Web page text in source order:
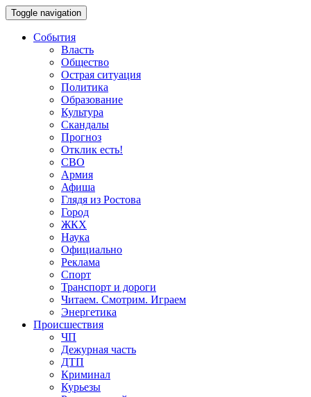
Toggle navigation
События
Власть
Общество
Острая ситуация
Политика
Образование
Культура
Скандалы
Прогноз
Отклик есть!
СВО
Армия
Афиша
Глядя из Ростова
Город
ЖКХ
Наука
Официально
Реклама
Спорт
Транспорт и дороги
Читаем. Смотрим. Играем
Энергетика
Происшествия
ЧП
Дежурная часть
ДТП
Криминал
Курьезы